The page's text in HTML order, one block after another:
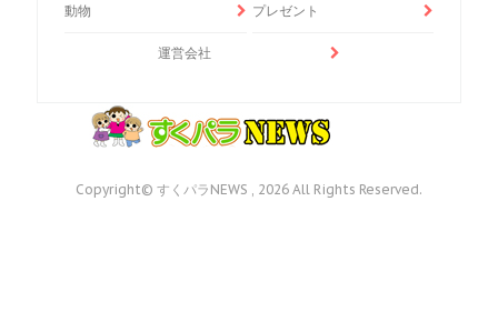
動物 プレゼント
運営会社
Copyright© すくパラNEWS , 2026 All Rights Reserved.